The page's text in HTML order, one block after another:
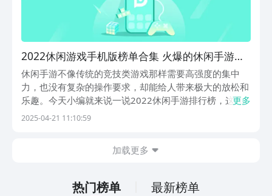
2022休闲游戏手机版榜单合集 火爆的休闲手游分
享
休闲手游不像传统的竞技类游戏那样需要高强度的集中
力，也没有复杂的操作要求，却能给人带来极大的放松和
乐趣。今天小编就来说一说2022休闲手游排行榜，这几
款游戏继续占据了玩家们的屏幕，成为了大家在繁忙工作
更多
2025-04-21 11:10:59
加载更多
热门榜单 最新榜单